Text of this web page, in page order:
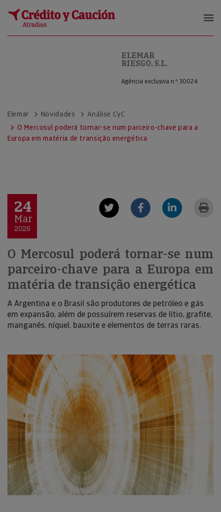
ELEMAR RIESGO, S.L.
ELEMAR
RIESGO, S.L.
Agência exclusiva n.º 30024
Elemar Novidades
Análise CyC
O Mercosul poderá tornar-se num parceiro-chave para a
Europa em matéria de transição energética
24
Mar
2026
O Mercosul poderá tornar-se num
parceiro-chave para a Europa em
matéria de transição energética
A Argentina e o Brasil são produtores de petróleo e gás
em expansão, além de possuírem reservas de lítio, grafite,
manganês, níquel, bauxite e elementos de terras raras.